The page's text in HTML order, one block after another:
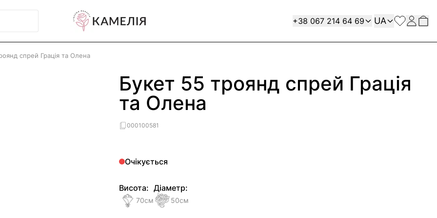
Contact
+38 067 214 64 69 Мова
UA
спрей Грація та Олена
Букет 55 троянд спрей Грація
та Олена
000100581
Очікується
Висота:
70см
Діаметр:
50см